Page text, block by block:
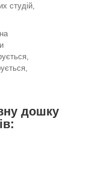
студій,
дошку